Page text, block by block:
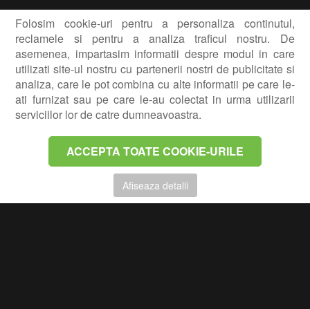
Folosim cookie-uri pentru a personaliza continutul,
reclamele si pentru a analiza traficul nostru. De
asemenea, impartasim informatii despre modul in care
utilizati site-ul nostru cu partenerii nostri de publicitate si
analiza, care le pot combina cu alte informatii pe care le-
ati furnizat sau pe care le-au colectat in urma utilizarii
serviciilor lor de catre dumneavoastra.
ACCEPTA TOATE COOKIE-URILE
Afiseaza detalii